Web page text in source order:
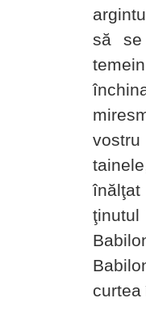
să se
ţinutul
curtea